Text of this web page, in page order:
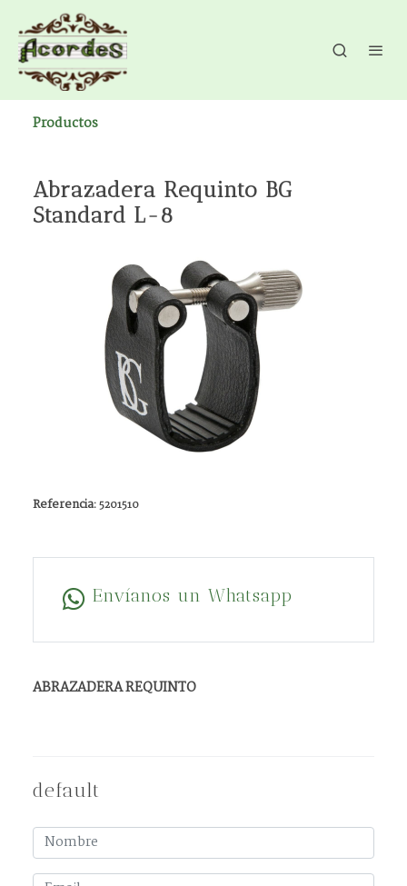
Productos
Abrazadera Requinto BG
Standard L-8
Referencia:5201510
Envíanos un Whatsapp
ABRAZADERA REQUINTO
default